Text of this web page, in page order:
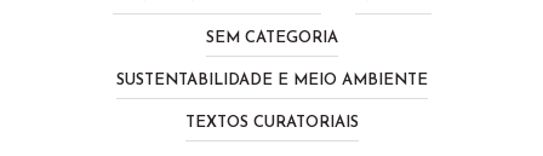
SEM CATEGORIA
SUSTENTABILIDADE E MEIO AMBIENTE
TEXTOS CURATORIAIS